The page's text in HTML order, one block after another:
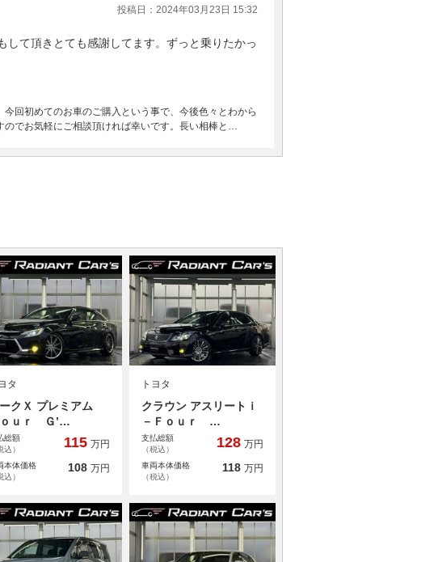
投稿日：2024年03月23日 15:32
て頂きとても感謝してます。ずっと乗りたかっ
回初めてのお車のご購入という事で、今後色々とわから
でお気軽にご相談頂ければ幸いです。長い相棒と…
タ
クＸ プレミアム
ｏｕｒ Ｇ’…
総額
込）
115 万円
本体価格
込）
108 万円
トヨタ
クラウン アスリートｉ
－Ｆｏｕｒ …
支払総額
（税込）
128 万円
車両本体価格
（税込）
118 万円